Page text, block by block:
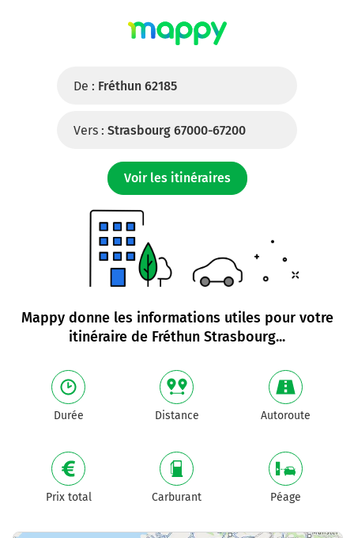
De : Fréthun 62185
Vers : Strasbourg 67000-67200
Voir les itinéraires
Mappy donne les informations utiles pour votre
itinéraire de Fréthun Strasbourg...
Durée Distance Autoroute
Prix total Carburant Péage